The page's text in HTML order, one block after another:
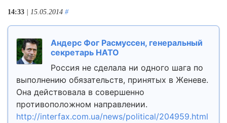
14:33 | 15.05.2014 #
Андерс Фог Расмуссен, генеральный
секретарь НАТО
Россия не сделала ни одного шага по
выполнению обязательств, принятых в Женеве.
Она действовала в совершенно
противоположном направлении.
http://interfax.com.ua/news/political/204959.html